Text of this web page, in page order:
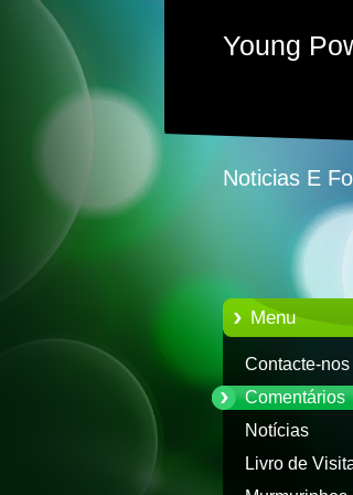
Young
Noticias E
Menu
Contacte-nos
Comentários
Notícias
Livro de